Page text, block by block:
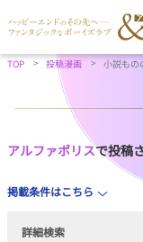
TOP 投稿漫画 小説もの
アルファポリスで投稿
掲載条件はこちら
詳細検索